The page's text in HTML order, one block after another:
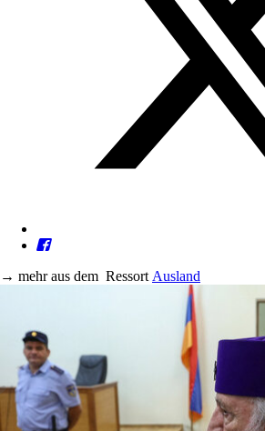
→ mehr aus dem Ressort Ausland